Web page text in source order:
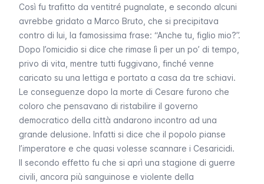
Così fu trafitto da ventitré pugnalate, e secondo alcuni
avrebbe gridato a Marco Bruto, che si precipitava
contro di lui, la famosissima frase: “Anche tu, figlio mio?”.
Dopo l’omicidio si dice che rimase lì per un po’ di tempo,
privo di vita, mentre tutti fuggivano, finché venne
caricato su una lettiga e portato a casa da tre schiavi.
Le conseguenze dopo la morte di Cesare furono che
coloro che pensavano di ristabilire il governo
democratico della città andarono incontro ad una
grande delusione. Infatti si dice che il popolo pianse
l’imperatore e che quasi volesse scannare i Cesaricidi.
Il secondo effetto fu che si aprì una stagione di guerre
civili, ancora più sanguinose e violente della